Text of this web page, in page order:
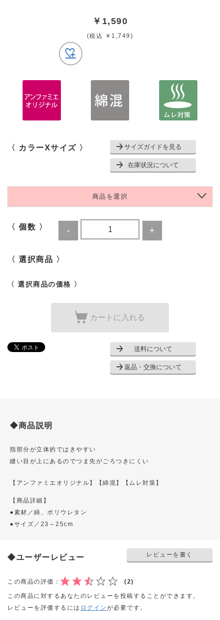
￥1,590
(税込 ￥1,749)
〈 カラーXサイズ 〉 サイズガイドを見る
在庫状況について
商品を選択
〈 個数 〉
〈 選択商品 〉
〈 選択商品の価格 〉
カートに入れる
送料について
返品・交換について
◆商品説明
指部分が立体的ではきやすい
縫い目が上にあるのでつま先がごろつきにくい
【アンファミエオリジナル】 【綿混】 【ムレ対策】
【商品詳細】
●素材／綿、ポリウレタン
●サイズ／23～25cm
◆ユーザーレビュー レビューを書く
この商品の評価： (2)
この商品に対するあなたのレビューを投稿することができます。
レビューを評価するには ログイン が必要です。